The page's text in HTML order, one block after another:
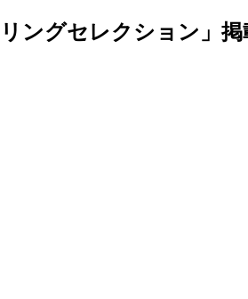
グセレクション」掲